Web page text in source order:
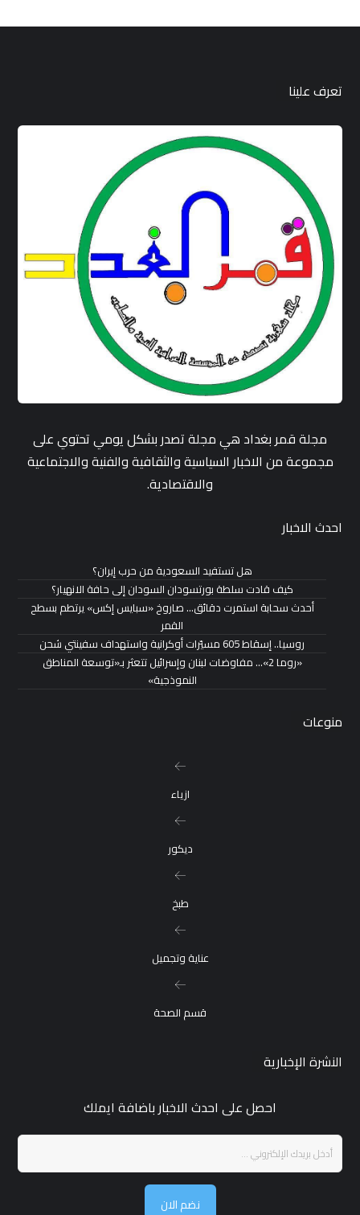
تعرف علينا
مجلة قمر بغداد هي مجلة تصدر بشكل يومي تحتوي على
مجموعة من الاخبار السياسية والثقافية والفنية والاجتماعية
والاقتصادية.
احدث الاخبار
هل تستفيد السعودية من حرب إيران؟
كيف قادت سلطة بورتسودان السودان إلى حافة الانهيار؟
أحدث سحابة استمرت دقائق… صاروخ «سبايس إكس» يرتطم بسطح
القمر
روسيا.. إسقاط 605 مسيّرات أوكرانية واستهداف سفينتي شحن
«روما 2»… مفاوضات لبنان وإسرائيل تتعثر بـ«توسعة المناطق
النموذجية»
منوعات
ازياء
ديكور
طبخ
عناية وتجميل
قسم الصحة
النشرة الإخبارية
احصل على احدث الاخبار باضافة ايملك
نضم الان